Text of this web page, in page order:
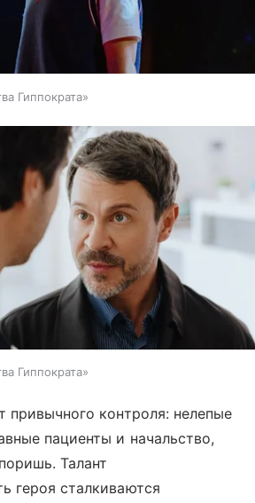
Гиппократа»
Гиппократа»
привычного контроля: нелепые
пациенты и начальство,
Талант
героя сталкиваются